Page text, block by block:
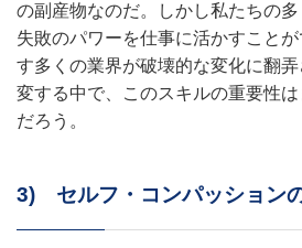
の副産物なのだ。しかし私たちの
失敗のパワーを仕事に活かすこと
す多くの業界が破壊的な変化に翻
変する中で、このスキルの重要性は
だろう。
3) セルフ・コンパッション